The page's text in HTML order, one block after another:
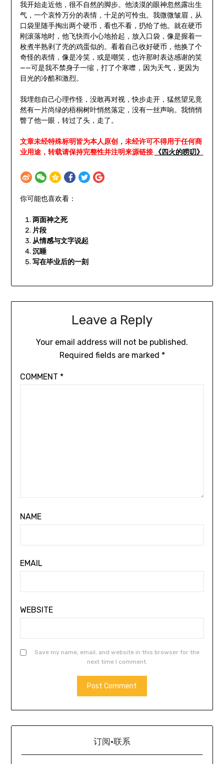
我开始走近他，很不自然的脚步。他淡漠的眼神忽然露出生
气，一个哀怜万分的表情，十足的可怜虫。我微微皱眉，从
口袋里随手掏出两个硬币，看也不看，扔给了他。就在硬币
刚滚落地时，他飞快而小心地拾起，放入口袋，像是握着一
枚煮半熟剥了壳的鸡蛋似的。看着自己收好硬币，他换了个
奇怪的表情，像是冷笑，或是嘲笑，也许那时表达感谢的笑
——可是我不禁身子一缩，打了个寒噤，因为天气，更因为
目光的冷酷和激烈。
我埋怨自己心理作怪，没敢再对视，快步走开，猛然望见竟
然有一片尚绿的梧桐树叶悄然落定，没有一丝声响。我悄悄
瞥了他一眼，转过了头，走了。
文章未经特殊标明皆为本人原创，未经许可不得用于任何商
业用途，转载请保持完整性并注明来源链接
《四火的唠叨》
你可能也喜欢看：
两面神之死
片段
从情感与文字说起
沉睡
写在毕业后的一刻
Leave a Reply
Your email address will not be published.
Required fields are marked *
COMMENT *
NAME
EMAIL
WEBSITE
Save my name, email, and website in this browser for the
next time I comment.
订阅·联系